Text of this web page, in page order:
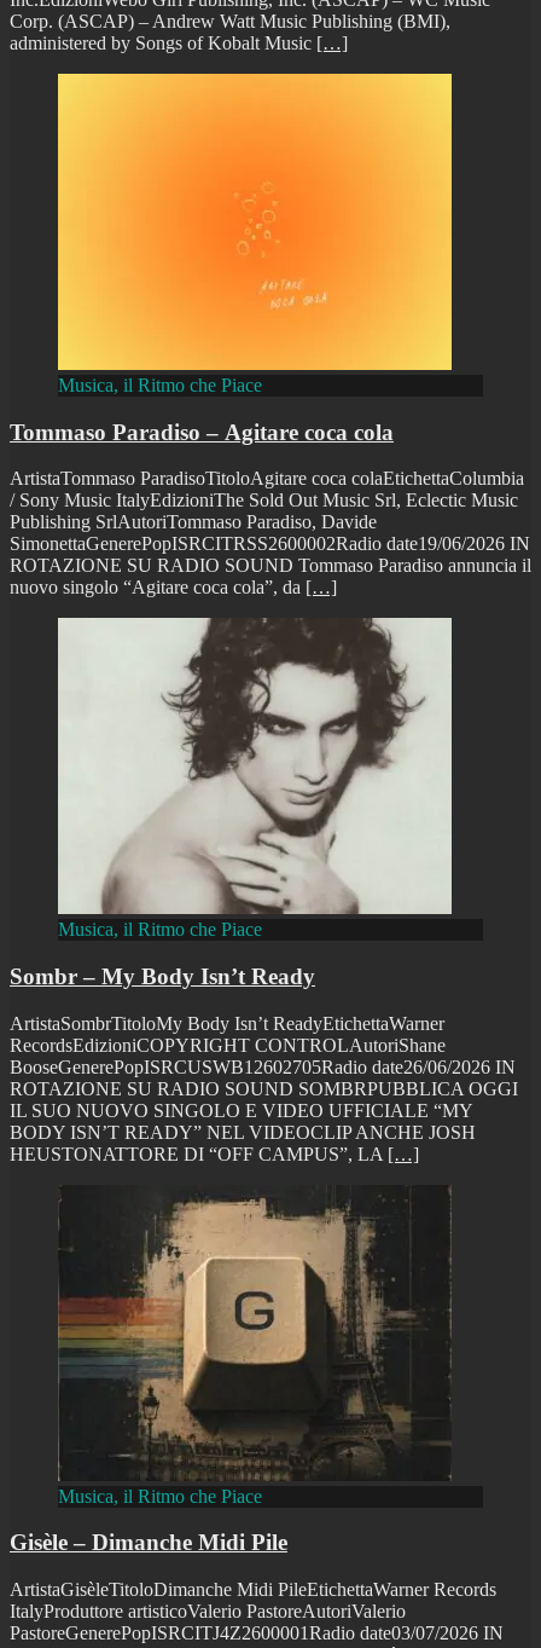
Corp. (ASCAP) – Andrew Watt Music Publishing (BMI),
administered by Songs of Kobalt Music […]
Musica, il Ritmo che Piace
Tommaso Paradiso – Agitare coca cola
ArtistaTommaso ParadisoTitoloAgitare coca colaEtichettaColumbia
/ Sony Music ItalyEdizioniThe Sold Out Music Srl, Eclectic Music
Publishing SrlAutoriTommaso Paradiso, Davide
SimonettaGenerePopISRCITRSS2600002Radio date19/06/2026 IN
ROTAZIONE SU RADIO SOUND Tommaso Paradiso annuncia il
nuovo singolo “Agitare coca cola”, da […]
Musica, il Ritmo che Piace
Sombr – My Body Isn’t Ready
ArtistaSombrTitoloMy Body Isn’t ReadyEtichettaWarner
RecordsEdizioniCOPYRIGHT CONTROLAutoriShane
BooseGenerePopISRCUSWB12602705Radio date26/06/2026 IN
ROTAZIONE SU RADIO SOUND SOMBRPUBBLICA OGGI
IL SUO NUOVO SINGOLO E VIDEO UFFICIALE “MY
BODY ISN’T READY” NEL VIDEOCLIP ANCHE JOSH
HEUSTONATTORE DI “OFF CAMPUS”, LA […]
Musica, il Ritmo che Piace
Gisèle – Dimanche Midi Pile
ArtistaGisèleTitoloDimanche Midi PileEtichettaWarner Records
ItalyProduttore artisticoValerio PastoreAutoriValerio
PastoreGenerePopISRCITJ4Z2600001Radio date03/07/2026 IN